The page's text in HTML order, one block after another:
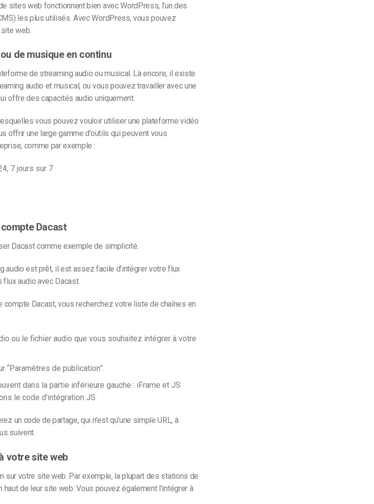
sites web fonctionnent bien avec WordPress, l’un des
les plus utilisés. Avec WordPress, vous pouvez
web.
de musique en continu
de streaming audio oumusical. Là encore, il existe
audio et musical, ou vous pouvez travailler avec une
offre des capacités audio uniquement.
vous pouvez vouloir utiliser une plateforme vidéo
offrir une large gamme d’outils qui peuvent vous
comme par exemple :
7 jours sur 7
Dacast
Dacast comme exemple de simplicité.
audio est prêt, il est assez facile d’intégrer votre flux
audio avec Dacast.
Dacast, vous recherchez votre liste de chaînes en
ou le fichier audio que vous souhaitez intégrer à votre
“Paramètres de publication”.
dans la partie inférieure gauche : iFrame et JS
le code d’intégration JS.
un code de partage, qui n’est qu’une simple URL, à
suivent.
votre site web
sur votre site web. Par exemple, la plupart des stations de
de leur site web. Vous pouvez également l’intégrer à